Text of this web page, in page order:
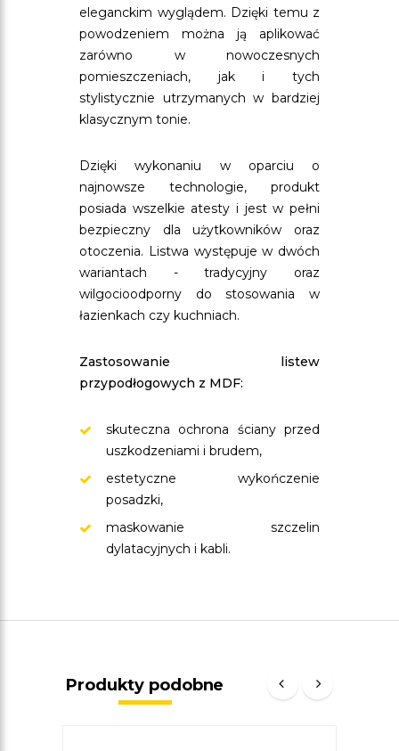
eleganckim wyglądem. Dzięki temu z
powodzeniem można ją aplikować
zarówno w nowoczesnych
pomieszczeniach, jak i tych
stylistycznie utrzymanych w bardziej
klasycznym tonie.
Dzięki wykonaniu w oparciu o
najnowsze technologie, produkt
posiada wszelkie atesty i jest w pełni
bezpieczny dla użytkowników oraz
otoczenia. Listwa występuje w dwóch
wariantach - tradycyjny oraz
wilgocioodporny do stosowania w
łazienkach czy kuchniach.
Zastosowanie listew
przypodłogowych z MDF:
skuteczna ochrona ściany przed
uszkodzeniami i brudem,
estetyczne wykończenie
posadzki,
maskowanie szczelin
dylatacyjnych i kabli.
Produkty podobne